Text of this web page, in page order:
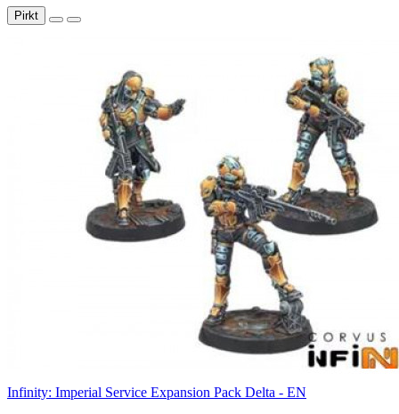
Pirkt
Infinity: Imperial Service Expansion Pack Delta - EN